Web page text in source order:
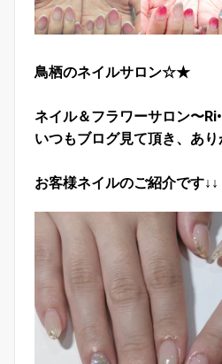
鳥栖のネイルサロン☆★
ネイル＆フラワーサロン〜
いつもブログ見て頂き、あ
お客様ネイルのご紹介です↓↓